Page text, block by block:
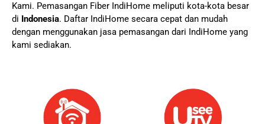
Kami. Pemasangan Fiber IndiHome meliputi kota-kota besar
di Indonesia. Daftar IndiHome secara cepat dan mudah
dengan menggunakan jasa pemasangan dari IndiHome yang
kami sediakan.